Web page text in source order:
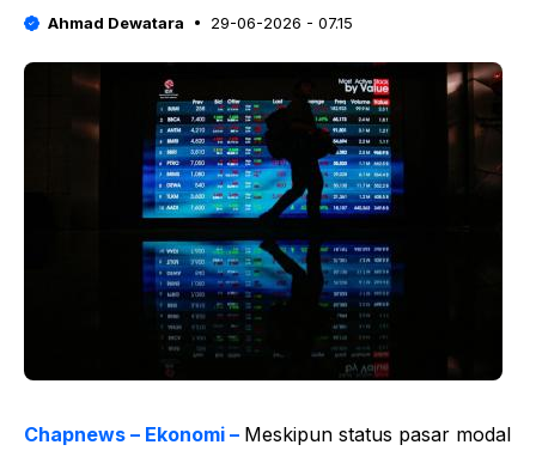
Ahmad Dewatara 29-06-2026 - 07.15
Chapnews – Ekonomi – Meskipun status pasar modal